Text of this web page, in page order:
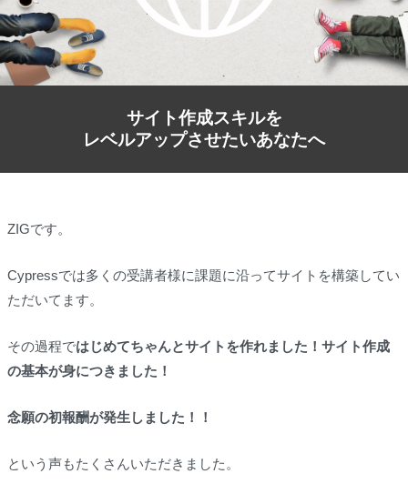
サイト作成スキルを
レベルアップさせたいあなたへ
ZIGです。
Cypressでは多くの受講者様に課題に沿ってサイトを構築してい
ただいてます。
その過程ではじめてちゃんとサイトを作れました！サイト作成
の基本が身につきました！
念願の初報酬が発生しました！！
という声もたくさんいただきました。